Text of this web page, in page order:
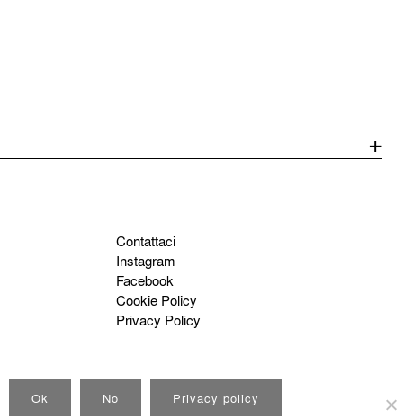
Contattaci
Instagram
Facebook
Cookie Policy
Privacy Policy
Ok No Privacy policy